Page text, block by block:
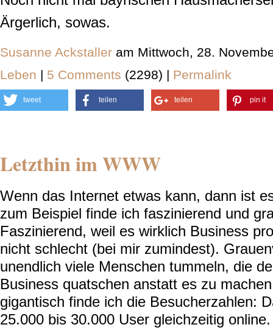
Ärgerlich, sowas.
Susanne Ackstaller am Mittwoch, 28.
Leben | 5 Comments (2298) | Permalink
tweet teilen teilen pin it
Letzthin im WWW
Wenn das Internet etwas kann, dann ist
zum Beispiel finde ich faszinierend und
Faszinierend, weil es wirklich Business
nicht schlecht (bei mir zumindest).
unendlich viele Menschen tummeln, die
Business quatschen anstatt es zu
gigantisch finde ich die Besucherzahlen:
25.000 bis 30.000 User gleichzeitig